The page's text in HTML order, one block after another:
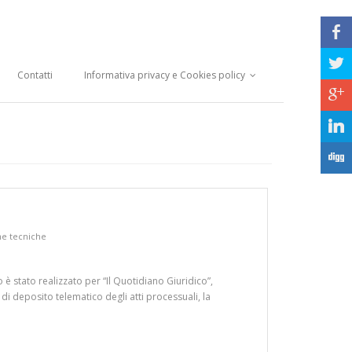
Contatti Informativa privacy e Cookies policy
tecniche
stato realizzato per “Il Quotidiano Giuridico”,
deposito telematico degli atti processuali, la
b
a
c
j
F